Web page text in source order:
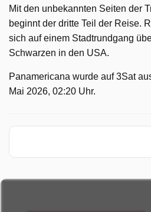
Mit den unbekannten Seiten der
beginnt der dritte Teil der Reise.
sich auf einem Stadtrundgang
Schwarzen in den USA.
Panamericana wurde auf 3Sat
Mai 2026, 02:20 Uhr.